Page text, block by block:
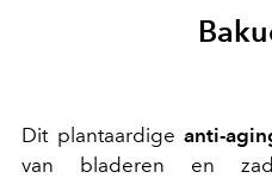
Dit plantaardigeanti-
van bladeren en